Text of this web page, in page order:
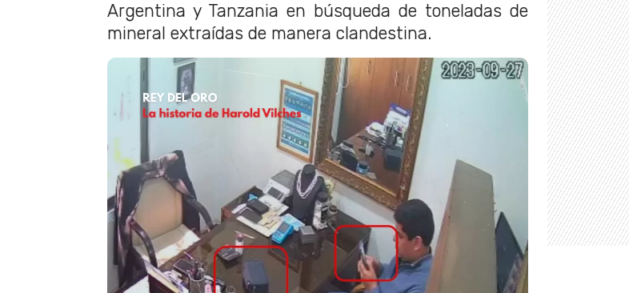
Argentina y Tanzania en búsqueda de toneladas de
mineral extraídas de manera clandestina.